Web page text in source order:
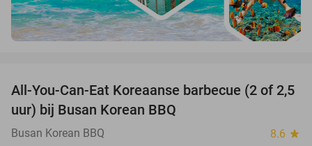
30%
All-You-Can-Eat Koreaanse barbecue (2 of 2,5
uur) bij Busan Korean BBQ
Busan Korean BBQ 8.6 star